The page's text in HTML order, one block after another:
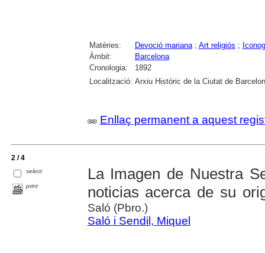
Matèries: Devoció mariana; Art religiós ;
Àmbit:
Barcelona
Cronologia:
1892
Localització: Arxiu Històric de la Ciutat de
Enllaç permanent a aquest
2 / 4
select
print
La Imagen de Nuestra
noticias acerca de su
Saló (Pbro.)
Saló i Sendil, Miquel